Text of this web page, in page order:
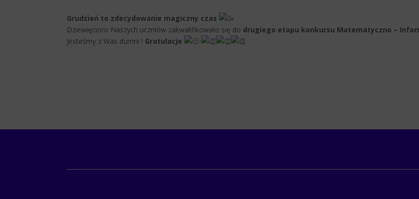
Grudzień to zdecydowanie magiczny czas
Dziewięcioro Naszych uczniów zakwalifikowało się do drugiego etapu konkursu Matematyczno –
Jesteśmy z Was dumni ! Gratulacje